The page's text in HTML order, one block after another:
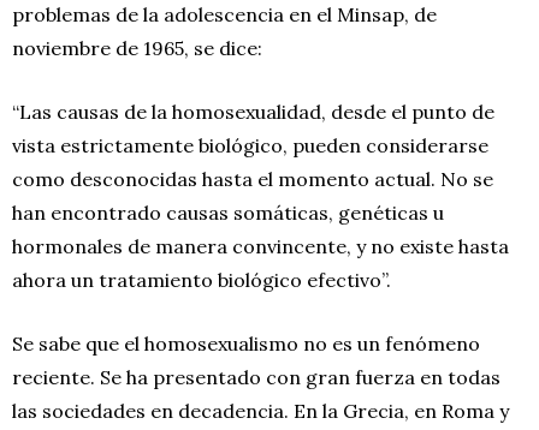
problemas de la adolescencia en el Minsap, de
noviembre de 1965, se dice:
“Las causas de la homosexualidad, desde el punto de
vista estrictamente biológico, pueden considerarse
como desconocidas hasta el momento actual. No se
han encontrado causas somáticas, genéticas u
hormonales de manera convincente, y no existe hasta
ahora un tratamiento biológico efectivo”.
Se sabe que el homosexualismo no es un fenómeno
reciente. Se ha presentado con gran fuerza en todas
las sociedades en decadencia. En la Grecia, en Roma y